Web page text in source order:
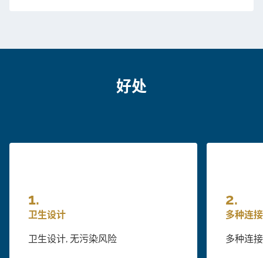
添加到购物车，没有标牌
好处
卫生设计
卫生设计, 无污染风险
多种连
多种连